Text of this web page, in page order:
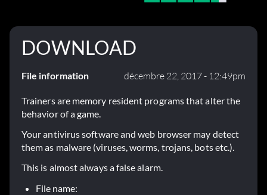
DOWNLOAD
File information décembre 22, 2017 - 12:49pm
Trainers are memory resident programs that alter the
behavior of a game.
Your antivirus software and web browser may detect
them as malware (viruses, worms, trojans, bots etc.).
This is almost always a false alarm.
File name: